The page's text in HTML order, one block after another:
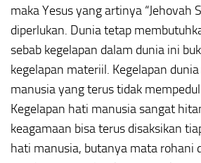
maka Yesus yang artinya “Jehovah
diperlukan. Dunia tetap
sebab kegelapan dalam dunia ini
kegelapan materiil. Kegelapan
manusia yang terus tidak
Kegelapan hati manusia sangat
keagamaan bisa terus disaksikan
hati manusia, butanya mata rohani